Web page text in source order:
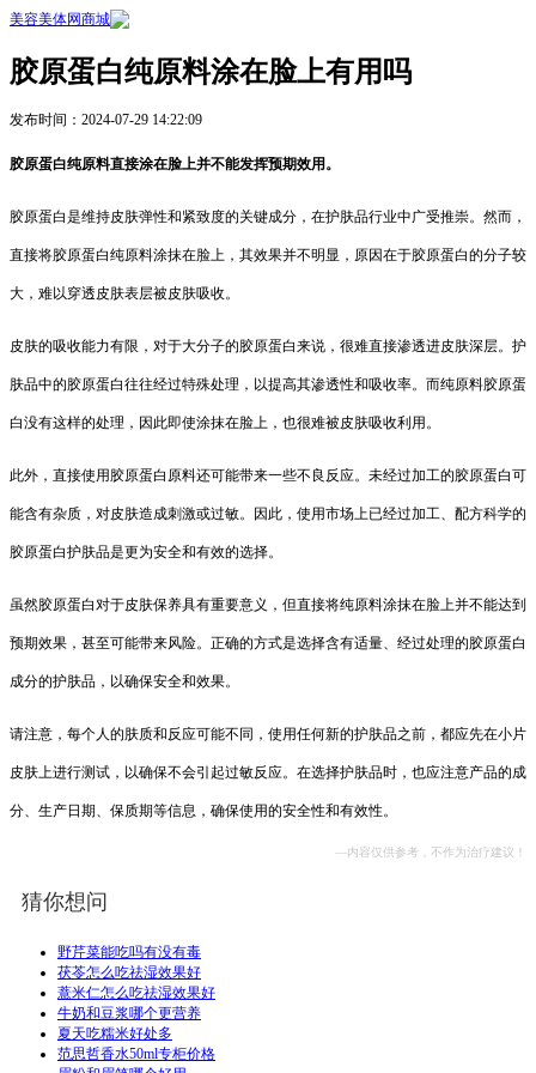
美容美体网商城
胶原蛋白纯原料涂在脸上有用吗
发布时间：2024-07-29 14:22:09
胶原蛋白纯原料直接涂在脸上并不能发挥预期效用。
胶原蛋白是维持皮肤弹性和紧致度的关键成分，在护肤品行业中广受推崇。然而，
直接将胶原蛋白纯原料涂抹在脸上，其效果并不明显，原因在于胶原蛋白的分子较
大，难以穿透皮肤表层被皮肤吸收。
皮肤的吸收能力有限，对于大分子的胶原蛋白来说，很难直接渗透进皮肤深层。护
肤品中的胶原蛋白往往经过特殊处理，以提高其渗透性和吸收率。而纯原料胶原蛋
白没有这样的处理，因此即使涂抹在脸上，也很难被皮肤吸收利用。
此外，直接使用胶原蛋白原料还可能带来一些不良反应。未经过加工的胶原蛋白可
能含有杂质，对皮肤造成刺激或过敏。因此，使用市场上已经过加工、配方科学的
胶原蛋白护肤品是更为安全和有效的选择。
虽然胶原蛋白对于皮肤保养具有重要意义，但直接将纯原料涂抹在脸上并不能达到
预期效果，甚至可能带来风险。正确的方式是选择含有适量、经过处理的胶原蛋白
成分的护肤品，以确保安全和效果。
请注意，每个人的肤质和反应可能不同，使用任何新的护肤品之前，都应先在小片
皮肤上进行测试，以确保不会引起过敏反应。在选择护肤品时，也应注意产品的成
分、生产日期、保质期等信息，确保使用的安全性和有效性。
—内容仅供参考，不作为治疗建议！
猜你想问
野芹菜能吃吗有没有毒
茯苓怎么吃祛湿效果好
薏米仁怎么吃祛湿效果好
牛奶和豆浆哪个更营养
夏天吃糯米好处多
范思哲香水50ml专柜价格